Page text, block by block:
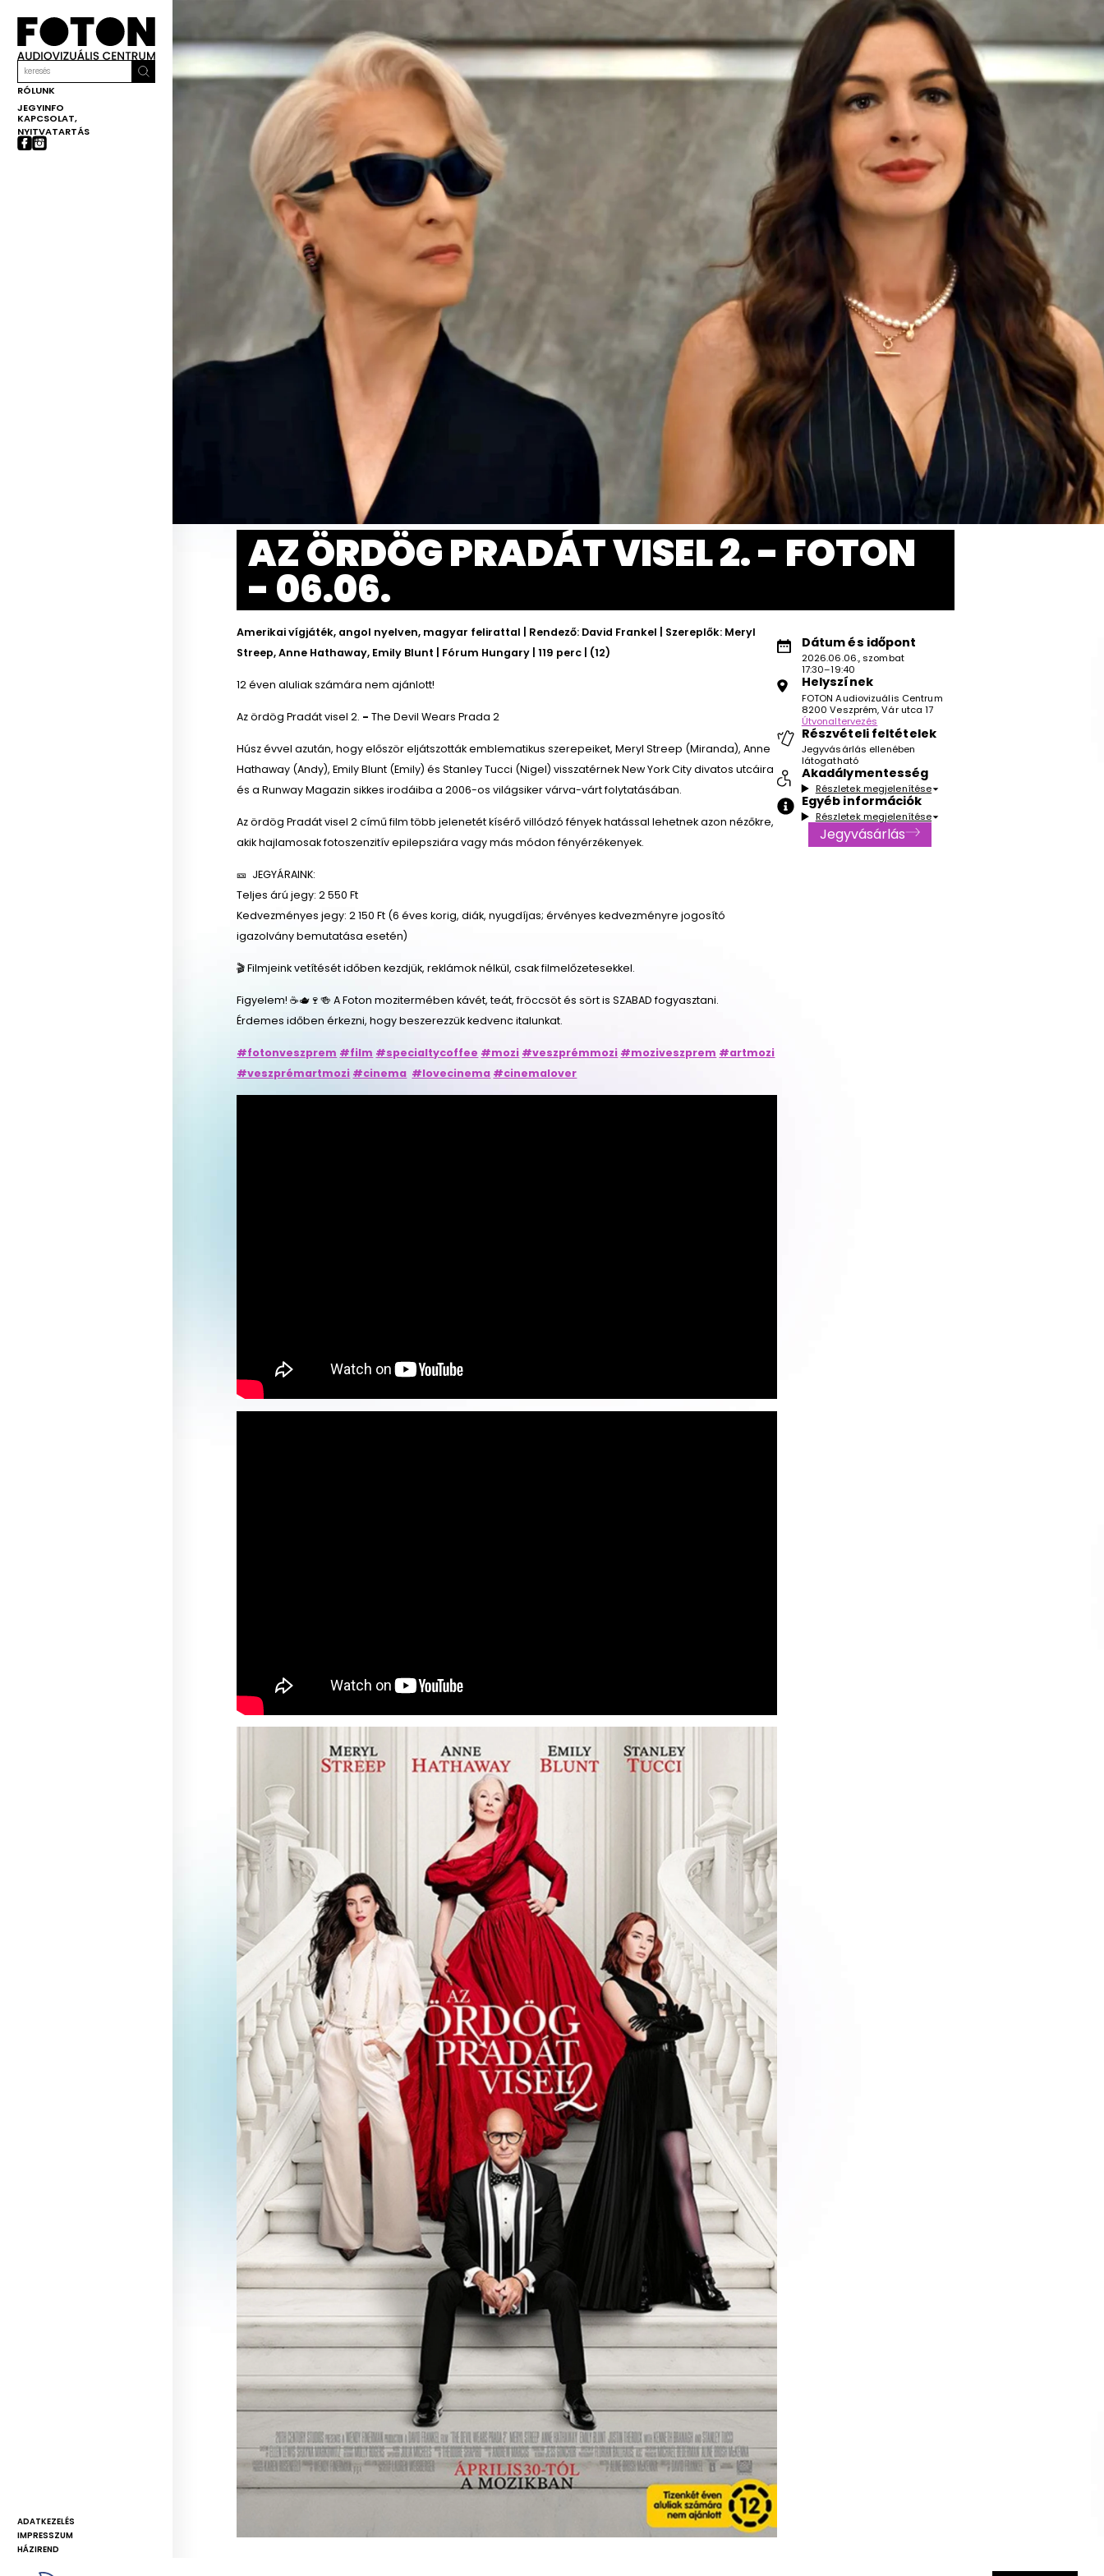
RÓLUNK
JEGYINFO
KAPCSOLAT,
NYITVATARTÁS
ADATKEZELÉS
IMPRESSZUM
HÁZIREND
AZ ÖRDÖG PRADÁT VISEL 2. - FOTON
- 06.06.
Amerikai vígjáték, angol nyelven, magyar felirattal | Rendező: David Frankel | Szereplők: Meryl
Streep, Anne Hathaway, Emily Blunt | Fórum Hungary | 119 perc | (12)
12 éven aluliak számára nem ajánlott!
Az ördög Pradát visel 2. -The Devil Wears Prada 2
Húsz évvel azután, hogy először eljátszották emblematikus szerepeiket, Meryl Streep (Miranda), Anne
Hathaway (Andy), Emily Blunt (Emily) és Stanley Tucci (Nigel) visszatérnek New York City divatos utcáira
és a Runway Magazin sikkes irodáiba a 2006-os világsiker várva-várt folytatásában.
Az ördög Pradát visel 2 című film több jelenetét kísérő villódzó fények hatással lehetnek azon nézőkre,
akik hajlamosak fotoszenzitív epilepsziára vagy más módon fényérzékenyek.
🎫 JEGYÁRAINK:
Teljes árú jegy: 2 550 Ft
Kedvezményes jegy: 2 150 Ft (6 éves korig, diák, nyugdíjas; érvényes kedvezményre jogosító
igazolvány bemutatása esetén)
🎬 Filmjeink vetítését időben kezdjük, reklámok nélkül, csak filmelőzetesekkel.
Figyelem! ☕🫖🍷🍻 A Foton mozitermében kávét, teát, fröccsöt és sört is SZABAD fogyasztani.
Érdemes időben érkezni, hogy beszerezzük kedvenc italunkat.
#fotonveszprem #film #specialtycoffee #mozi #veszprémmozi #moziveszprem #artmozi
#veszprémartmozi #cinema #lovecinema #cinemalover
Dátum és időpont
2026.06.06., szombat
17:30–19:40
Helyszínek
FOTON Audiovizuális Centrum
8200 Veszprém, Vár utca 17
Útvonaltervezés
Részvételi feltételek
Jegyvásárlás ellenében
látogatható
Akadálymentesség
Részletek megjelenítése
Egyéb információk
Részletek megjelenítése
Jegyvásárlás